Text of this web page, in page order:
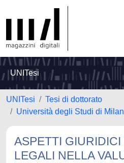
UNITesi
UNITesi
Tesi di dottorato
Università degli Studi di
ASPETTI
LEGALI NELLA